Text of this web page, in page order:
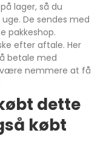
lager, så du
De sendes med
pakkeshop.
efter aftale. Her
betale med
nemmere at få
dette
købt